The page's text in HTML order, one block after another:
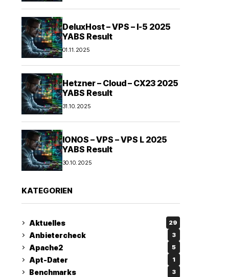
DeluxHost – VPS – I-5 2025
YABS Result
01.11.2025
Hetzner – Cloud – CX23 2025
YABS Result
31.10.2025
IONOS – VPS – VPS L 2025
YABS Result
30.10.2025
KATEGORIEN
Aktuelles 29
Anbietercheck 3
Apache2 5
Apt-Dater 1
Benchmarks 3